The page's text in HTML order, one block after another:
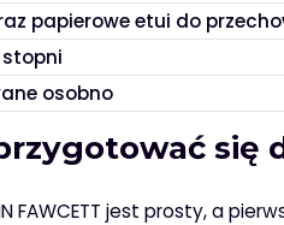
papierowe etui do
stopni
osobno
się
FAWCETT jest prosty, a